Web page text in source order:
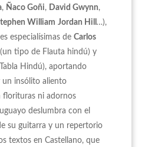
, Ñaco Goñi, David Gwynn,
William Jordan Hill …),
especialísimas de Carlos
tipo de Flauta hindú) y
Hindú), aportando
un insólito aliento
florituras ni adornos
deslumbra con el
su guitarra y un repertorio
textos en Castellano, que